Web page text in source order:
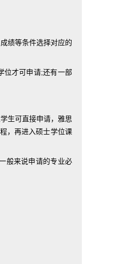
绩等条件选择对应的
位才可申请;还有一部
生可直接申请，雅思
，再进入硕士学位课
般来说申请的专业必